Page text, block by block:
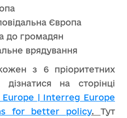
Європа
до громадян
врядування
з 6 пріоритетних
на сторінці
| Interreg Europe
for better policy.Тут